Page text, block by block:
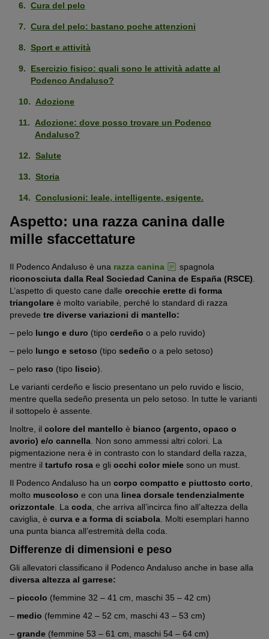
Cura del pelo
Cura del pelo: bastano poche attenzioni
Sport e attività
Esercizio fisico: quali sono le attività adatte al
Podenco Andaluso?
Adozione
Adozione: dove posso trovare un Podenco
Andaluso?
Salute
Storia
Conclusioni: leale, intelligente, esigente.
Aspetto: una razza canina dalle
mille sfaccettature
Il Podenco Andaluso è una razza canina
spagnola
riconosciuta dalla Real Sociedad Canina de España (RSCE)
L’aspetto di questo cane dalle orecchie erette di forma
triangolare è molto variabile, perché lo standard di razza
prevede tre diverse variazioni di mantello:
– pelo lungo e duro (tipo cerdeño o a pelo ruvido)
– pelo lungo e setoso (tipo sedeño o a pelo setoso)
– pelo raso (tipo liscio).
Le varianti cerdeño e liscio presentano un pelo ruvido e liscio,
mentre quella sedeño presenta un pelo setoso. In tutte le varianti
il sottopelo è assente.
Inoltre, il colore del mantello è bianco (argento, opaco o
avorio) e/o cannella . Non sono ammessi altri colori. La
pigmentazione nera è in contrasto con lo standard della razza,
mentre il tartufo rosa e gli occhi color miele sono un must.
Il Podenco Andaluso ha un corpo compatto e piuttosto corto
molto muscoloso e con una linea dorsale tendenzialmente
orizzontale . La coda , che arriva all’incirca fino all’altezza della
caviglia, è curva e a forma di sciabola . Molti esemplari hanno
una punta bianca all’estremità della coda.
Differenze di dimensioni e peso
Gli allevatori classificano il Podenco Andaluso anche in base alla
diversa altezza al garrese:
– piccolo (femmine 32 – 41 cm, maschi 35 – 42 cm)
– medio (femmine 42 – 52 cm, maschi 43 – 53 cm)
– grande (femmine 53 – 61 cm, maschi 54 – 64 cm)